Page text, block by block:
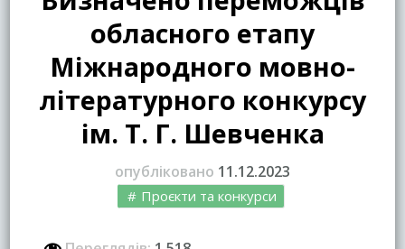
обласного етапу
Міжнародного мовно-
літературного конкурсу
ім. Т. Г. Шевченка
опубліковано 11.12.2023
Проєкти та конкурси